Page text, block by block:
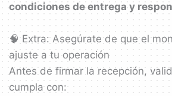
condiciones de entrega y
🧠 Extra: Asegúrate de que el
ajuste a tu operación
Antes de firmar la recepción,
cumpla con: